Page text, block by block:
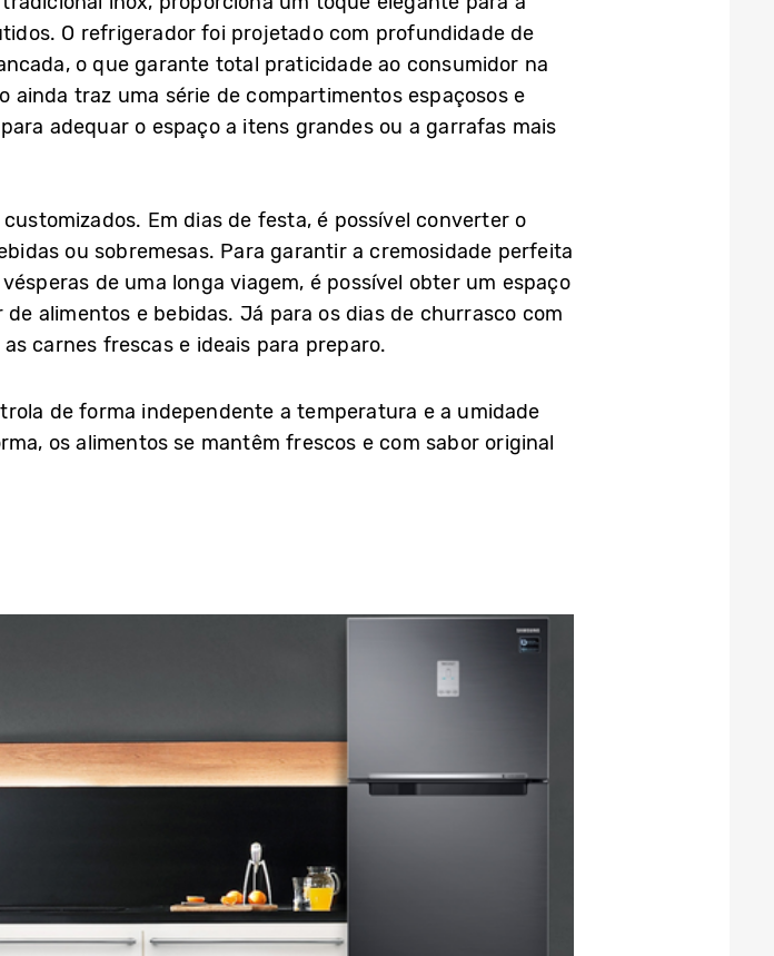
O refrigerador foi projetado com profundidade de
o que garante total praticidade ao consumidor na
ainda traz uma série de compartimentos espaçosos e
adequar o espaço a itens grandes ou a garrafas mais
Em dias de festa, é possível converter o
ou sobremesas. Para garantir a cremosidade perfeita
de uma longa viagem, é possível obter um espaço
alimentos e bebidas. Já para os dias de churrasco com
carnes frescas e ideais para preparo.
de forma independente a temperatura e a umidade
os alimentos se mantêm frescos e com sabor original